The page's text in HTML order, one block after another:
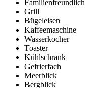
Familienfreundlich
Grill
Bügeleisen
Kaffeemaschine
Wasserkocher
Toaster
Kühlschrank
Gefrierfach
Meerblick
Bergblick